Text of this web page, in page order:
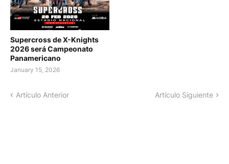
Supercross de X-Knights
2026 será Campeonato
Panamericano
January 15, 2026
Artículo Anterior Artículo Siguiente